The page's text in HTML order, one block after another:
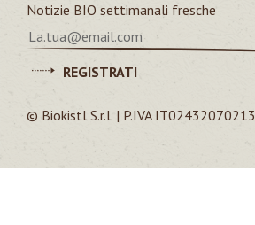
Notizie BIO settimanali fresche
REGISTRATI
© Biokistl S.r.l. | P.IVA IT02432070213